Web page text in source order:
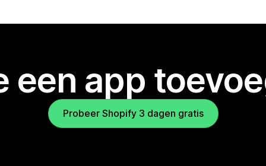
een app
Probeer Shopify 3 dagen gratis